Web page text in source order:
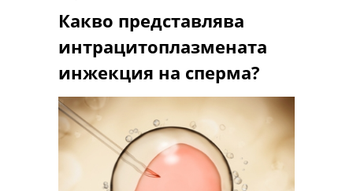
Какво представлява
интрацитоплазмената
инжекция на сперма?